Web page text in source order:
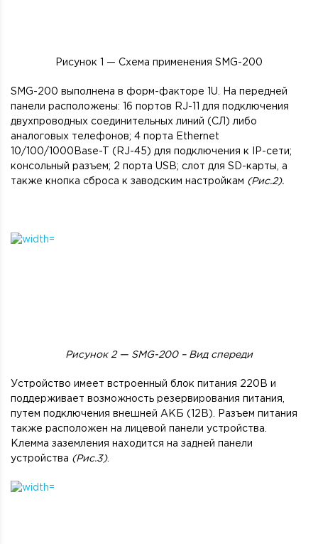
Рисунок 1 — Схема применения SMG-200
SMG-200 выполнена в форм-факторе 1U. На передней
панели расположены: 16 портов RJ-11 для подключения
двухпроводных соединительных линий (СЛ) либо
аналоговых телефонов; 4 порта Ethernet
10/100/1000Base-T (RJ-45) для подключения к IP-сети;
консольный разъем; 2 порта USB; слот для SD-карты, а
также кнопка сброса к заводским настройкам (Рис.2).
Рисунок 2 — SMG-200 – Вид спереди
Устройство имеет встроенный блок питания 220В и
поддерживает возможность резервирования питания,
путем подключения внешней АКБ (12В). Разъем питания
также расположен на лицевой панели устройства.
Клемма заземления находится на задней панели
устройства (Рис.3).